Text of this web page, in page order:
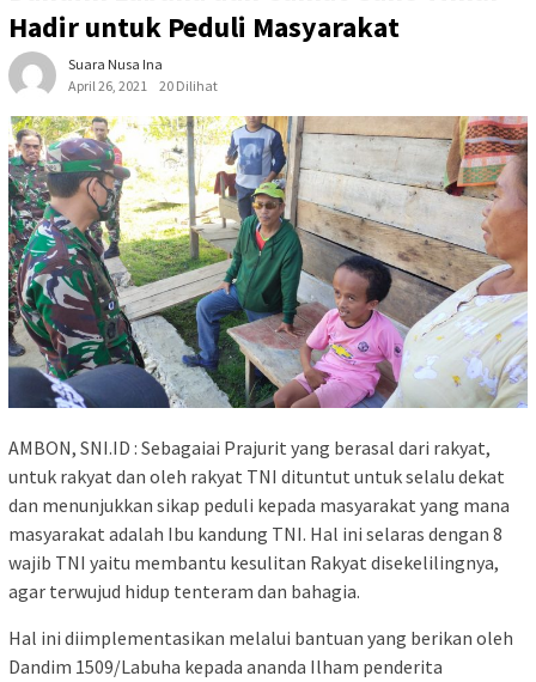
Hadir untuk Peduli Masyarakat
Suara Nusa Ina
April 26, 2021
20 Dilihat
AMBON, SNI.ID : Sebagaiai Prajurit yang berasal dari rakyat,
untuk rakyat dan oleh rakyat TNI dituntut untuk selalu dekat
dan menunjukkan sikap peduli kepada masyarakat yang mana
masyarakat adalah Ibu kandung TNI. Hal ini selaras dengan 8
wajib TNI yaitu membantu kesulitan Rakyat disekelilingnya,
agar terwujud hidup tenteram dan bahagia.
Hal ini diimplementasikan melalui bantuan yang berikan oleh
Dandim 1509/Labuha kepada ananda Ilham penderita